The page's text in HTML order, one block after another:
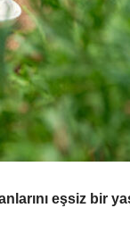
eşsiz bir